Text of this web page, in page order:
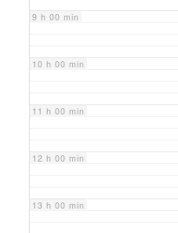
9 h 00 min
10 h 00 min
11 h 00 min
12 h 00 min
13 h 00 min